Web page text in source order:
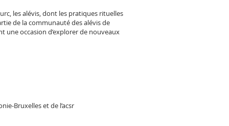
les alévis, dont les pratiques rituelles
de la communauté des alévis de
une occasion d’explorer de nouveaux
Bruxelles et de l’acsr